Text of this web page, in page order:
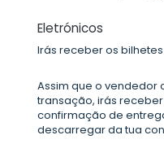
Eletrónicos
Irás receber os bilhetes
Assim que o vendedor
transação, irás
confirmação de
descarregar da tua